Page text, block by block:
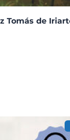
Tomás de